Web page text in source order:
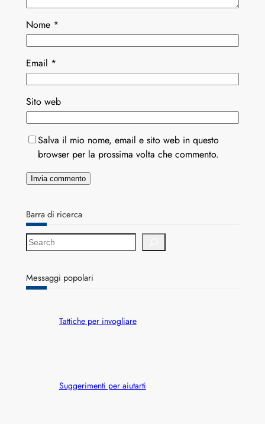
Nome *
Email *
Sito web
Salva il mio nome, email e sito web in questo
browser per la prossima volta che commento.
Barra di ricerca
S
e
r
c
Messaggi popolari
Tattiche per invogliare
Suggerimenti per aiutarti